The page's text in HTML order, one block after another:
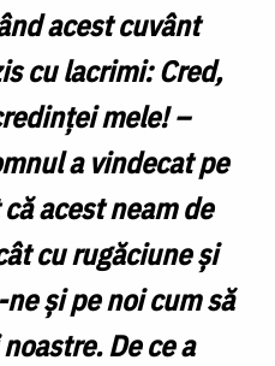
acest cuvânt
cu lacrimi: Cred,
mele! –
a vindecat pe
acest neam de
cu rugăciune și
și pe noi cum să
De ce a